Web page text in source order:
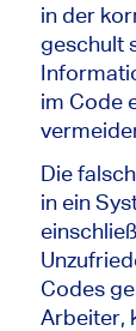
in der
geschult
im Code
Die
in ein
Codes
Arbeiter,